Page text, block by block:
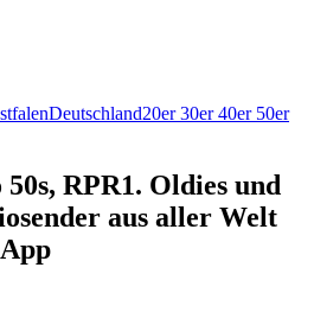
Deutschland20er 30er 40er 50er
RPR1. Oldies und
aus aller Welt